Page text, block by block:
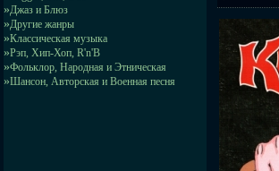
»Джаз и Блюз
»Другие жанры
»Классическая музыка
»Рэп, Хип-Хоп, R'n'B
»Фольклор, Народная и Этническая
»Шансон, Авторская и Военная песня